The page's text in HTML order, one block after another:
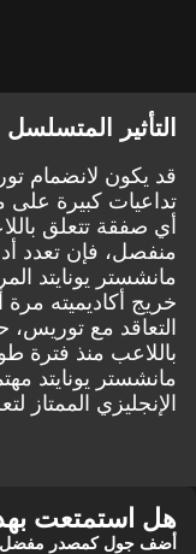
التأثير
قد يكون لانضمام
تداعيات كبيرة
أي صفقة تتعلق
منفصل، فإن تعدد
مانشستر يونايتد
خريج أكاديميته
التعاقد مع
باللاعب منذ فترة
مانشستر يونايتد
الإنجليزي الممتاز
هل استمتعت
أضف جول كمصدر مفضل